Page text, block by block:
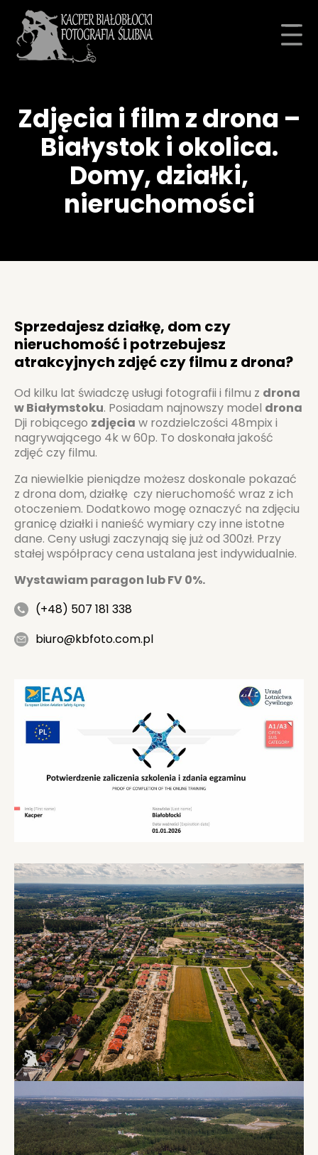
Zdjęcia i film z drona –
Białystok i okolica.
Domy, działki,
nieruchomości
Sprzedajesz działkę, dom czy
nieruchomość i potrzebujesz
atrakcyjnych zdjęć czy filmu z drona?
Od kilku lat świadczę usługi fotografii i filmu z drona
w Białymstoku. Posiadam najnowszy model drona
Dji robiącego zdjęcia w rozdzielczości 48mpix i
nagrywającego 4k w 60p. To doskonała jakość
zdjęć czy filmu.
Za niewielkie pieniądze możesz doskonale pokazać
z drona dom, działkę czy nieruchomość wraz z ich
otoczeniem. Dodatkowo mogę oznaczyć na zdjęciu
granicę działki i nanieść wymiary czy inne istotne
dane. Ceny usługi zaczynają się już od 300zł. Przy
stałej współpracy cena ustalana jest indywidualnie.
Wystawiam paragon lub FV 0%.
(+48) 507 181 338
biuro@kbfoto.com.pl